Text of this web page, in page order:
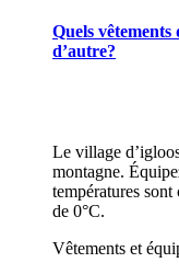
Quels
d’autre?
Le village
montagne.
températures
de 0°C.
Vêtements et